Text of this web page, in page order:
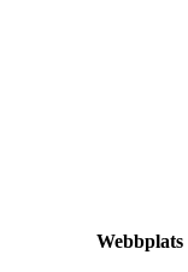
Webbplats